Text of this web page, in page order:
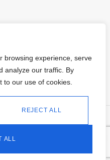
browsing experience, serve
analyze our traffic. By
to our use of cookies.
REJECT ALL
ALL